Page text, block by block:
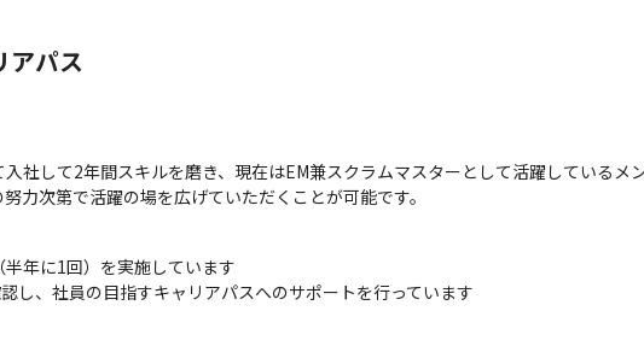
アパス
社して2年間スキルを磨き、現在はEM兼スクラムマスターとして活躍しているメン
力次第で活躍の場を広げていただくことが可能です。
年に1回）を実施しています
し、社員の目指すキャリアパスへのサポートを行っています